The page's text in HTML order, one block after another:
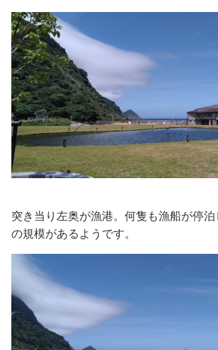
突き当り左奥が漁港。何隻も漁船が停泊
の規模があるようです。